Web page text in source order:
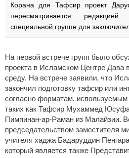
Корана для Тафсир проект
пересматривается
специальной группе для
На первой встрече групп было
проекта в Исламском Центре Дава
среду. На встрече заявили, что
закончил подготовку тафсир или
согласно форматам, используемым
таких как Тафсир Мухаммед
Пимпинан-ар-Раман из Малайзии.
председательством заместителя
учителя хаджа Бадаруддин
который является также